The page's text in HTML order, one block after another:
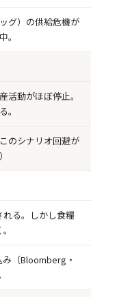
グ）の供給危機が
。
活動がほぼ停止。
。
のシナリオ回避が
る。しかし食糧
（Bloomberg・